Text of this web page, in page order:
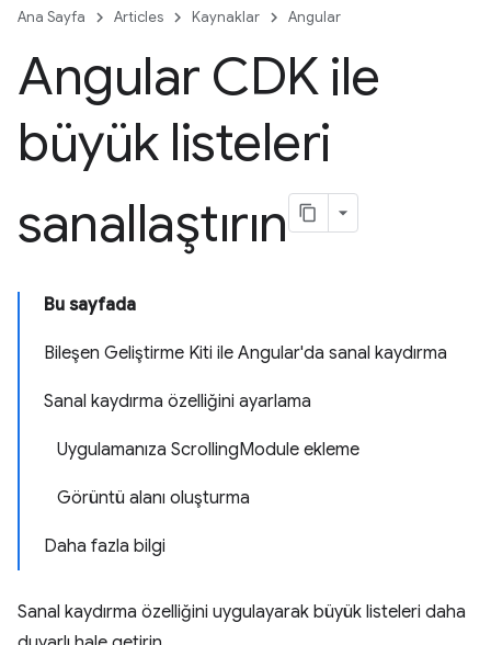
Ana Sayfa Articles Kaynaklar Angular
Angular CDK ile
büyük listeleri
sanallaştırın
Bu sayfada
Bileşen Geliştirme Kiti ile Angular'da sanal kaydırma
Sanal kaydırma özelliğini ayarlama
Uygulamanıza ScrollingModule ekleme
Görüntü alanı oluşturma
Daha fazla bilgi
Sanal kaydırma özelliğini uygulayarak büyük listeleri daha